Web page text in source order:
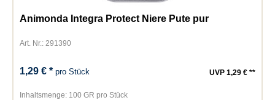
Animonda Integra Protect Niere Pute pur
Art. Nr.: 291390
1,29 € *pro Stück UVP 1,29 € **
Inhaltsmenge: 100 GR pro Stück